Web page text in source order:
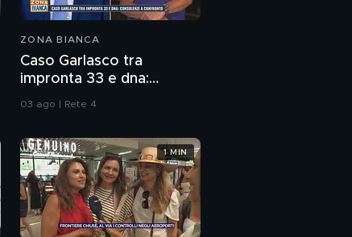
ZONA BIANCA
Caso Garlasco tra
impronta 33 e dna:
consulenze a confronto
03 ago | Rete 4
1 MIN